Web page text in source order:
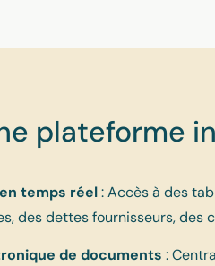
plateforme
temps réel: Accès à des
des dettes fournisseurs,
de documents :